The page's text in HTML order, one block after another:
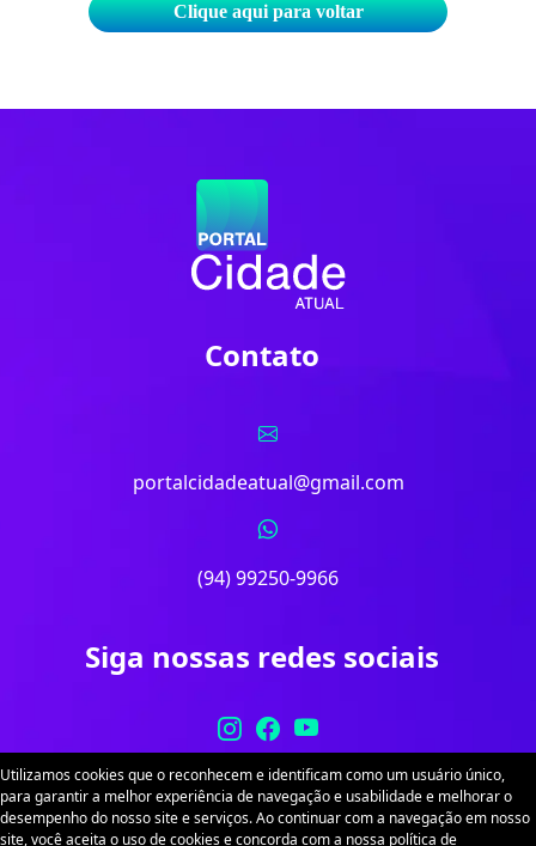
Clique aqui para voltar
Contato
portalcidadeatual@gmail.com
(94) 99250-9966
Siga nossas redes sociais
Utilizamos cookies que o reconhecem e identificam como um usuário único,
para garantir a melhor experiência de navegação e usabilidade e melhorar o
desempenho do nosso site e serviços. Ao continuar com a navegação em nosso
site, você aceita o uso de cookies e concorda com a nossa política de